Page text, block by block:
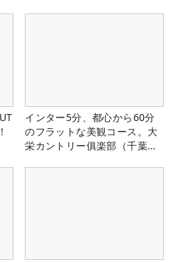
インター5分、都心から60分
のフラットな美観コース。大
栄カントリー俱楽部（千葉